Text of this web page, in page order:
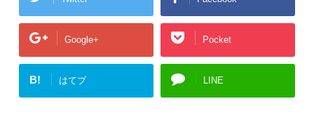
Google+ Pocket
B! はてブ LINE